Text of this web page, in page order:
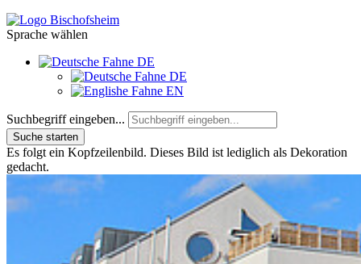
Sprache wählen
DE
DE
EN
Suchbegriff eingeben...
Suche starten
Es folgt ein Kopfzeilenbild. Dieses Bild ist lediglich als Dekoration
gedacht.